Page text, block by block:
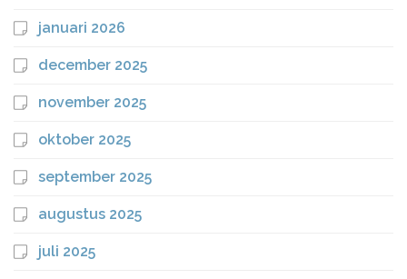
januari 2026
december 2025
november 2025
oktober 2025
september 2025
augustus 2025
juli 2025